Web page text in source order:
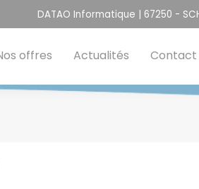
DATAO Informatique | 67250 -
offres Actualités Contact